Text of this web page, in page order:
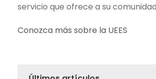
servicio que ofrece a su
Conozca más sobre la UEES